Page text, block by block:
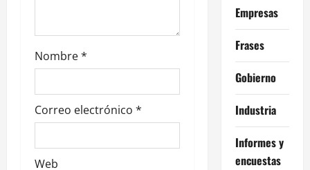
Nombre*
Correo electrónico *
Web
Empresas
Frases
Gobierno
Industria
Informes y
encuestas